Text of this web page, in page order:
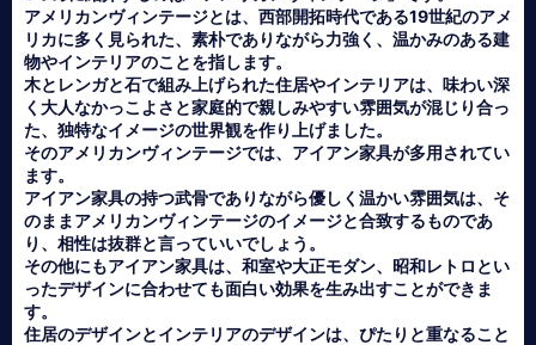
アメリカンヴィンテージとは、西部開拓時代である19世紀のアメ
リカに多く見られた、素朴でありながら力強く、温かみのある建
物やインテリアのことを指します。
木とレンガと石で組み上げられた住居やインテリアは、味わい深
く大人なかっこよさと家庭的で親しみやすい雰囲気が混じり合っ
た、独特なイメージの世界観を作り上げました。
そのアメリカンヴィンテージでは、アイアン家具が多用されてい
ます。
アイアン家具の持つ武骨でありながら優しく温かい雰囲気は、そ
のままアメリカンヴィンテージのイメージと合致するものであ
り、相性は抜群と言っていいでしょう。
その他にもアイアン家具は、和室や大正モダン、昭和レトロとい
ったデザインに合わせても面白い効果を生み出すことができま
す。
住居のデザインとインテリアのデザインは、ぴたりと重なること